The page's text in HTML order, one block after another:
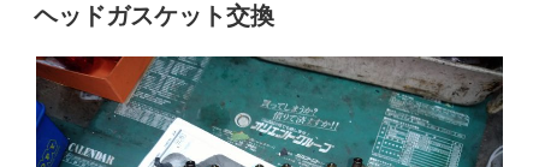
ヘッドガスケット交換